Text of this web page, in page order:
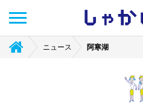
しゃか
ニュース 阿寒湖